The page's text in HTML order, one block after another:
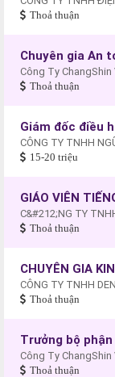
Thoả thuận
Chuyên gia An
Công Ty
Thoả thuận
Giám đốc điều
CÔNG TY TNHH
15-20 triệu
GIÁO VIÊN
C&#212;NG TY
Thoả thuận
CHUYÊN GIA
CÔNG TY TNHH
Thoả thuận
Trưởng bộ
Công Ty
Thoả thuận